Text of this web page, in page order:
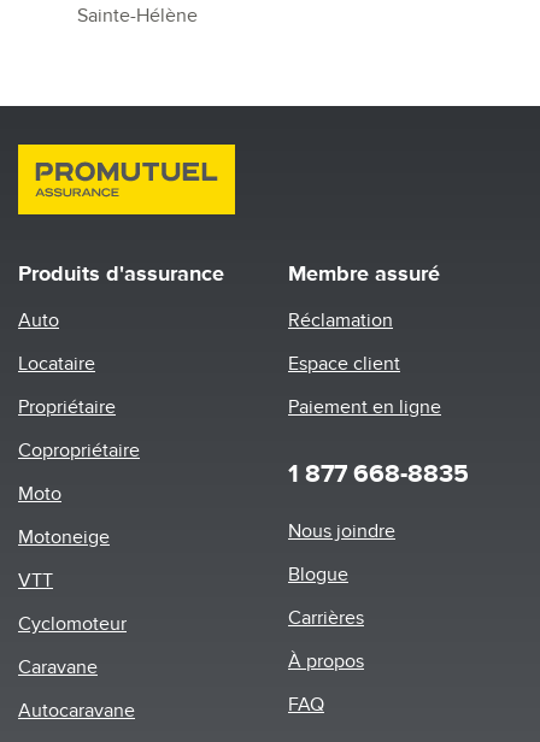
Sainte-Hélène
Produits d'assurance
Auto
Locataire
Propriétaire
Copropriétaire
Moto
Motoneige
VTT
Cyclomoteur
Caravane
Autocaravane
Membre assuré
Réclamation
Espace client
Paiement en ligne
1 877 668-8835
Footer
Nous joindre
Blogue
Carrières
À propos
FAQ